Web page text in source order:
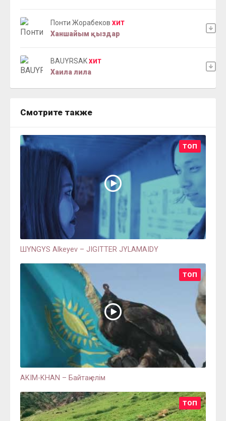
Понти Жорабеков ХИТ
Ханшайым қыздар
BAUYRSAK ХИТ
Хаила лила
Смотрите также
ТОП
ШYNGYS Alkeyev – JIGITTER JYLAMAIDY
ТОП
AKIM-KHAN – Байтақ елім
ТОП